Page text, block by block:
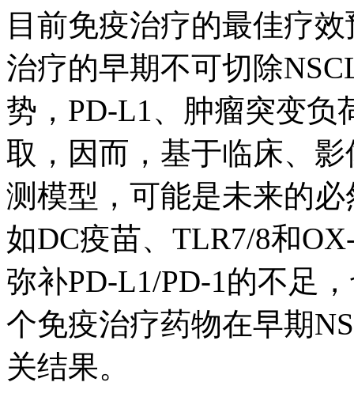
目前免疫治疗的最佳疗
治疗的早期不可切除
势，PD-L1、肿瘤突变
取，因而，基于临床、
测模型，可能是未来的
如DC疫苗、TLR7/8和
弥补PD-L1/PD-1的不足
个免疫治疗药物在早期
关结果。